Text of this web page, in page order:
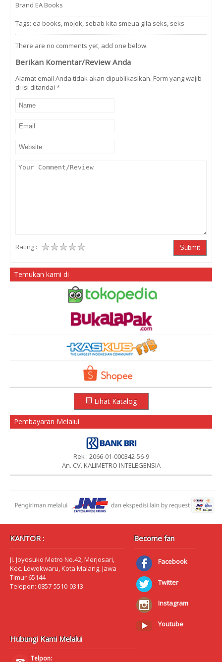
Brand EA Books
Tags: ea books, mojok, sebab kita smeua gila seks, seks
There are no comments yet, add one below.
Berikan Komentar/Review Anda
Alamat email Anda tidak akan dipublikasikan. Form yang wajib
di isi ditandai *
Rating : Submit
Temukan kami di
Lihat Katalog
Pembayaran Melalui
Rek : 2066-01-000342-56-9
An. CV. KALIMETRO INTELEGENSIA
KANTOR :
Jl. Joyosuko Metro No.42, Merjosari,
Kec. Lowokwaru, Kota Malang, Jawa
Timur 65144
Telepon: 0857-5510-0313
Become fan
Facebook
Twitter
Instagram
Youtube
Hubungi Kami Melalui
Telpon: